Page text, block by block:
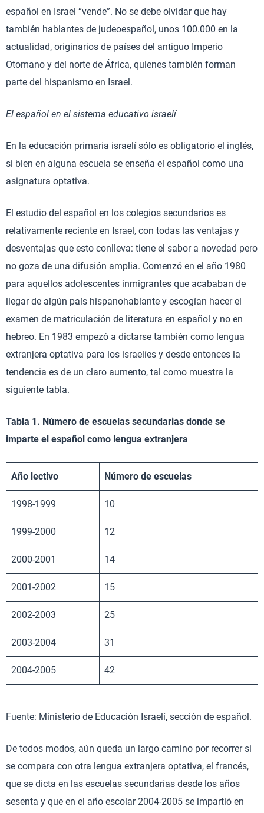
español en Israel “vende”. No se debe olvidar que hay
también hablantes de judeoespañol, unos 100.000 en la
actualidad, originarios de países del antiguo Imperio
Otomano y del norte de África, quienes también forman
parte del hispanismo en Israel.
El español en el sistema educativo israelí
En la educación primaria israelí sólo es obligatorio el inglés,
si bien en alguna escuela se enseña el español como una
asignatura optativa.
El estudio del español en los colegios secundarios es
relativamente reciente en Israel, con todas las ventajas y
desventajas que esto conlleva: tiene el sabor a novedad pero
no goza de una difusión amplia. Comenzó en el año 1980
para aquellos adolescentes inmigrantes que acababan de
llegar de algún país hispanohablante y escogían hacer el
examen de matriculación de literatura en español y no en
hebreo. En 1983 empezó a dictarse también como lengua
extranjera optativa para los israelíes y desde entonces la
tendencia es de un claro aumento, tal como muestra la
siguiente tabla.
Tabla 1. Número de escuelas secundarias donde se
imparte el español como lengua extranjera
Año lectivo Número de escuelas
1998-1999 10
1999-2000 12
2000-2001 14
2001-2002 15
2002-2003 25
2003-2004 31
2004-2005 42
Fuente: Ministerio de Educación Israelí, sección de español.
De todos modos, aún queda un largo camino por recorrer si
se compara con otra lengua extranjera optativa, el francés,
que se dicta en las escuelas secundarias desde los años
sesenta y que en el año escolar 2004-2005 se impartió en